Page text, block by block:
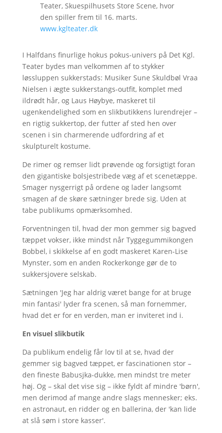
Teater, Skuespilhusets Store Scene, hvor
den spiller frem til 16. marts.
www.kglteater.dk
I Halfdans finurlige hokus pokus-univers på Det Kgl.
Teater bydes man velkommen af to stykker
løssluppen sukkerstads: Musiker Sune Skuldbøl Vraa
Nielsen i ægte sukkerstangs-outfit, komplet med
ildrødt hår, og Laus Høybye, maskeret til
ugenkendelighed som en slikbutikkens lurendrejer –
en rigtig sukkertop, der futter af sted hen over
scenen i sin charmerende udfordring af et
skulpturelt kostume.
De rimer og remser lidt prøvende og forsigtigt foran
den gigantiske bolsjestribede væg af et scenetæppe.
Smager nysgerrigt på ordene og lader langsomt
smagen af de skøre sætninger brede sig. Uden at
tabe publikums opmærksomhed.
Forventningen til, hvad der mon gemmer sig bagved
tæppet vokser, ikke mindst når Tyggegummikongen
Bobbel, i skikkelse af en godt maskeret Karen-Lise
Mynster, som en anden Rockerkonge gør de to
sukkersjovere selskab.
Sætningen 'Jeg har aldrig været bange for at bruge
min fantasi' lyder fra scenen, så man fornemmer,
hvad det er for en verden, man er inviteret ind i.
En visuel slikbutik
Da publikum endelig får lov til at se, hvad der
gemmer sig bagved tæppet, er fascinationen stor –
den fineste Babusjka-dukke, men mindst tre meter
høj. Og – skal det vise sig – ikke fyldt af mindre 'børn',
men derimod af mange andre slags mennesker; eks.
en astronaut, en ridder og en ballerina, der 'kan lide
at slå søm i store kasser'.